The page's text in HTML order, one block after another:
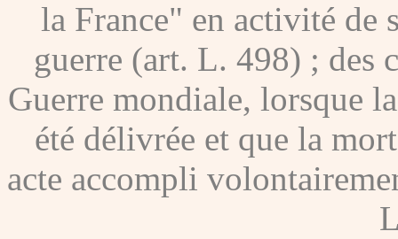
la France" en activité de
guerre (art. L. 498) ; des
Guerre mondiale, lorsque
été délivrée et que la
acte accompli